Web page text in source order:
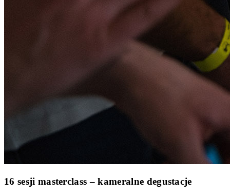
16 sesji masterclass – kameralne degustacje